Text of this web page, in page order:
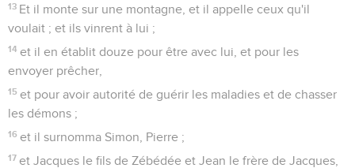
13 Et il monte sur une montagne, et il appelle ceux qu'il
voulait ; et ils vinrent à lui ;
14 et il en établit douze pour être avec lui, et pour les
envoyer prêcher,
15 et pour avoir autorité de guérir les maladies et de chasser
les démons ;
16 et il surnomma Simon, Pierre ;
17 et Jacques le fils de Zébédée et Jean le frère de Jacques,